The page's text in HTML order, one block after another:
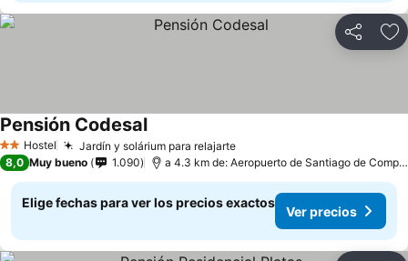
Compartir
2 Estrellas
Hostel Jardín y solárium para relajarte
Pensión Codesal
8,0 Muy bueno 1.090 a 4.3 km de: Aeropuerto de Santiago de Compostela
Elige fechas para ver los precios exactos
Ver precios